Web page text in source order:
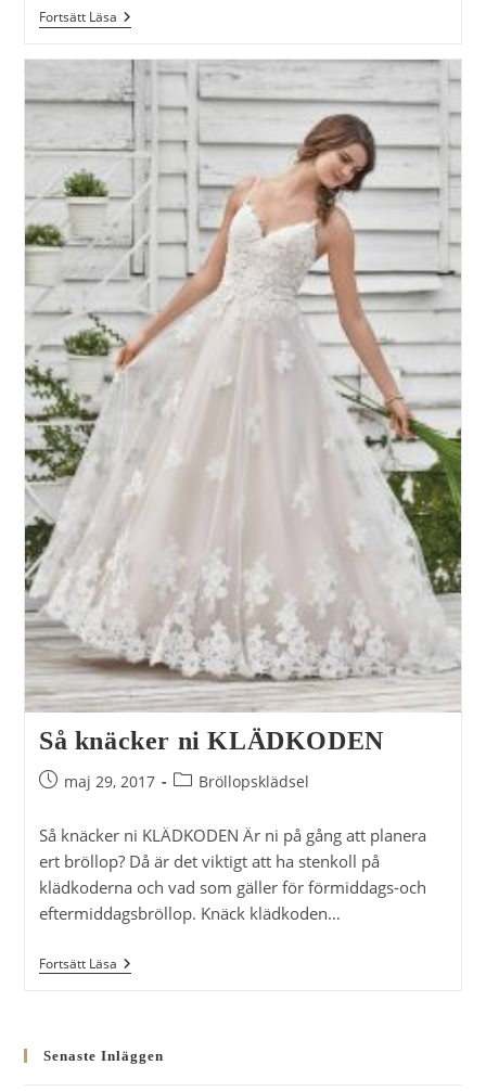
Fortsätt LäsaAtt
Klä
Korrekt
Vid
Bröllop
Så knäcker ni KLÄDKODEN
Inläggetmaj 29, 2017 Inläggskategori:
Bröllopsklädsel
Så knäcker ni KLÄDKODEN Är ni på gång att planera
ert bröllop? Då är det viktigt att ha stenkoll på
klädkoderna och vad som gäller för förmiddags-och
eftermiddagsbröllop. Knäck klädkoden…
Fortsätt LäsaSå
Knäcker
Senaste Inläggen